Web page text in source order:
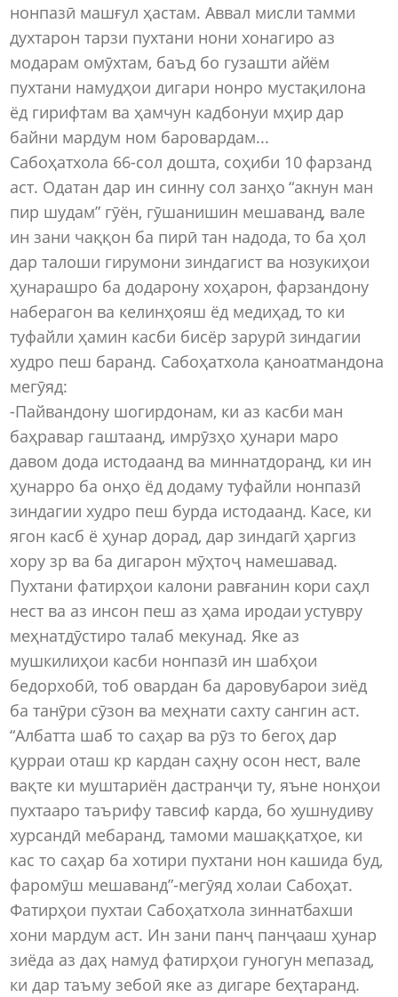
нонпазӣ машғул ҳастам. Аввал мисли тамми
духтарон тарзи пухтани нони хонагиро аз
модарам омӯхтам, баъд бо гузашти айём
пухтани намудҳои дигари нонро мустақилона
ёд гирифтам ва ҳамчун кадбонуи мҳир дар
байни мардум ном баровардам...
Сабоҳатхола 66-сол дошта, соҳиби 10 фарзанд
аст. Одатан дар ин синну сол занҳо “акнун ман
пир шудам” гӯён, гӯшанишин мешаванд, вале
ин зани чаққон ба пирӣ тан надода, то ба ҳол
дар талоши гирумони зиндагист ва нозукиҳои
ҳунарашро ба додарону хоҳарон, фарзандону
наберагон ва келинҳояш ёд медиҳад, то ки
туфайли ҳамин касби бисёр зарурӣ зиндагии
худро пеш баранд. Сабоҳатхола қаноатмандона
мегӯяд:
-Пайвандону шогирдонам, ки аз касби ман
баҳравар гаштаанд, имрӯзҳо ҳунари маро
давом дода истодаанд ва миннатдоранд, ки ин
ҳунарро ба онҳо ёд додаму туфайли нонпазӣ
зиндагии худро пеш бурда истодаанд. Касе, ки
ягон касб ё ҳунар дорад, дар зиндагӣ ҳаргиз
хору зр ва ба дигарон мӯҳтоҷ намешавад.
Пухтани фатирҳои калони равғанин кори саҳл
нест ва аз инсон пеш аз ҳама иродаи устувру
меҳнатдӯстиро талаб мекунад. Яке аз
мушкилиҳои касби нонпазӣ ин шабҳои
бедорхобӣ, тоб овардан ба даровубарои зиёд
ба танӯри сӯзон ва меҳнати сахту сангин аст.
“Албатта шаб то саҳар ва рӯз то бегоҳ дар
қурраи оташ кр кардан саҳну осон нест, вале
вақте ки муштариён дастранҷи ту, яъне нонҳои
пухтааро таърифу тавсиф карда, бо хушнудиву
хурсандӣ мебаранд, тамоми машаққатҳое, ки
кас то саҳар ба хотири пухтани нон кашида буд,
фаромӯш мешаванд”-мегӯяд холаи Сабоҳат.
Фатирҳои пухтаи Сабоҳатхола зиннатбахши
хони мардум аст. Ин зани панҷ панҷааш ҳунар
зиёда аз даҳ намуд фатирҳои гуногун мепазад,
ки дар таъму зебоӣ яке аз дигаре беҳтаранд.